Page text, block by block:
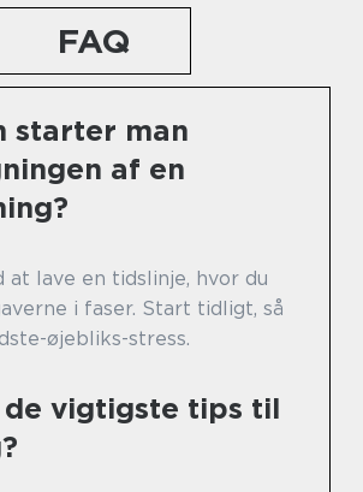
FAQ
starter man
af en
at lave en tidslinje, hvor du
i faser. Start tidligt, så
øjebliks-stress.
de vigtigste tips til